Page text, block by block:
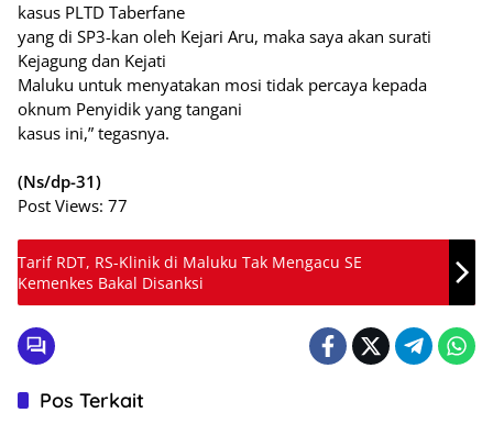
kasus PLTD Taberfane
yang di SP3-kan oleh Kejari Aru, maka saya akan surati
Kejagung dan Kejati
Maluku untuk menyatakan mosi tidak percaya kepada
oknum Penyidik yang tangani
kasus ini,” tegasnya.
(Ns/dp-31)
Post Views: 77
Tarif RDT, RS-Klinik di Maluku Tak Mengacu SE
Kemenkes Bakal Disanksi
Pos Terkait